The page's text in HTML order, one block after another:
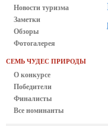
Новости туризма
Заметки
Обзоры
Фотогалерея
СЕМЬ ЧУДЕС ПРИРОДЫ
О конкурсе
Победители
Финалисты
Все номинанты